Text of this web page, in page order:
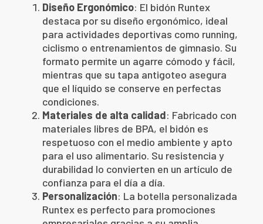
Diseño Ergonómico: El bidón Runtex
destaca por su diseño ergonómico, ideal
para actividades deportivas como running,
ciclismo o entrenamientos de gimnasio. Su
formato permite un agarre cómodo y fácil,
mientras que su tapa antigoteo asegura
que el líquido se conserve en perfectas
condiciones.
Materiales de alta calidad: Fabricado con
materiales libres de BPA, el bidón es
respetuoso con el medio ambiente y apto
para el uso alimentario. Su resistencia y
durabilidad lo convierten en un artículo de
confianza para el día a día.
Personalización: La botella personalizada
Runtex es perfecto para promociones